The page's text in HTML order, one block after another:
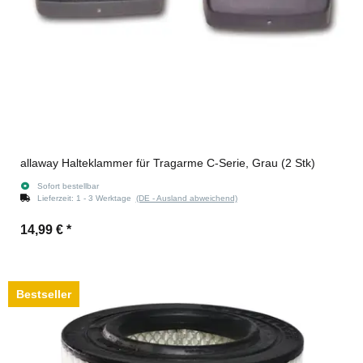
allaway Halteklammer für Tragarme C-Serie, Grau (2 Stk)
Sofort bestellbar
Lieferzeit: 1 - 3 Werktage (DE - Ausland abweichend)
14,99 € *
Bestseller